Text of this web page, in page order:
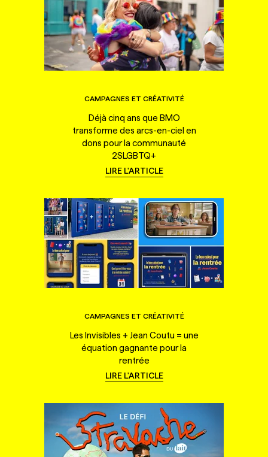
CAMPAGNES ET CRÉATIVITÉ
Déjà cinq ans que BMO
transforme des arcs-en-ciel en
dons pour la communauté
2SLGBTQ+
LIRE L'ARTICLE
CAMPAGNES ET CRÉATIVITÉ
Les Invisibles + Jean Coutu = une
équation gagnante pour la
rentrée
LIRE L'ARTICLE